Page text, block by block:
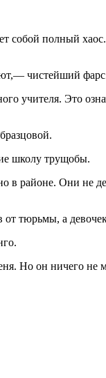
собой полный
чистейший
учителя. Это
школу трущобы.
районе. Они не
тюрьмы, а
Но он ничего не